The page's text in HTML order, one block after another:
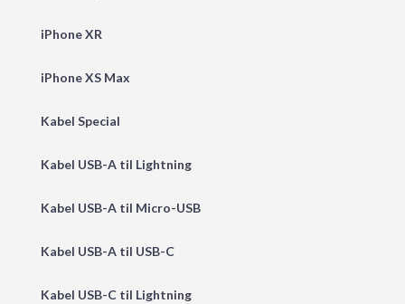
iPhone XR
iPhone XS Max
Kabel Special
Kabel USB-A til Lightning
Kabel USB-A til Micro-USB
Kabel USB-A til USB-C
Kabel USB-C til Lightning